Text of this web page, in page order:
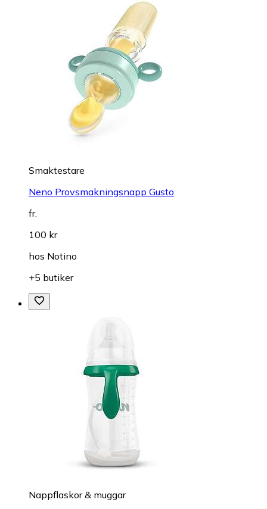
Smaktestare
Neno Provsmakningsnapp Gusto
fr.
100 kr
hos Notino
+5 butiker
Nappflaskor & muggar